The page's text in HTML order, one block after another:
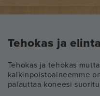
Tehokas ja
Tehokas ja tehokas
kalkinpoistoaineemme
palauttaa koneesi